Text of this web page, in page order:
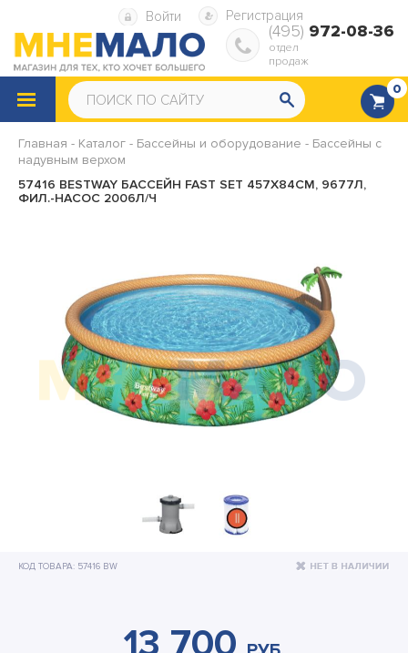
Войти Регистрация
(495) 972-08-36
отдел
продаж
КАТАЛОГ
ТОВАРОВ
0
Снегокаты
Надувные ватрушки
Надувные матрасы Надувные диваны и кресла
Надувные подушки Насосы, ремкомплекты
Теплосберегающее покрытие Шланги и переходники
Озонаторы
Отдых на воде
Главная - Каталог - Бассейны и оборудование - Бассейны с
надувным верхом
57416 BESTWAY БАССЕЙН FAST SET 457Х84СМ, 9677Л,
ФИЛ.-НАСОС 2006Л/Ч
КОД ТОВАРА: 57416 BW